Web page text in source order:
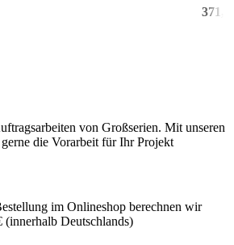
von Großserien. Mit unseren
die Vorarbeit für Ihr Projekt
im Onlineshop berechnen wir
(innerhalb Deutschlands)